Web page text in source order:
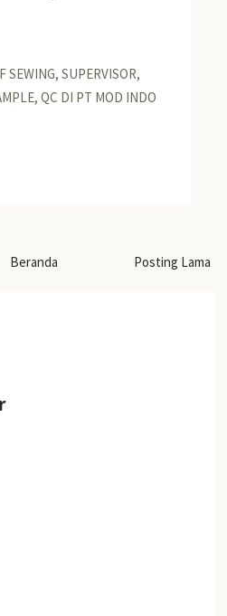
SEWING, SUPERVISOR,
QC DI PT MOD INDO
Posting Lama
Beranda